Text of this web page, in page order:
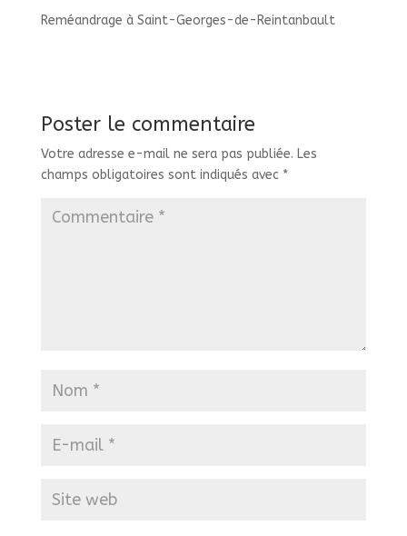
Reméandrage à Saint-Georges-de-Reintanbault
Poster le commentaire
Votre adresse e-mail ne sera pas publiée. Les
champs obligatoires sont indiqués avec *